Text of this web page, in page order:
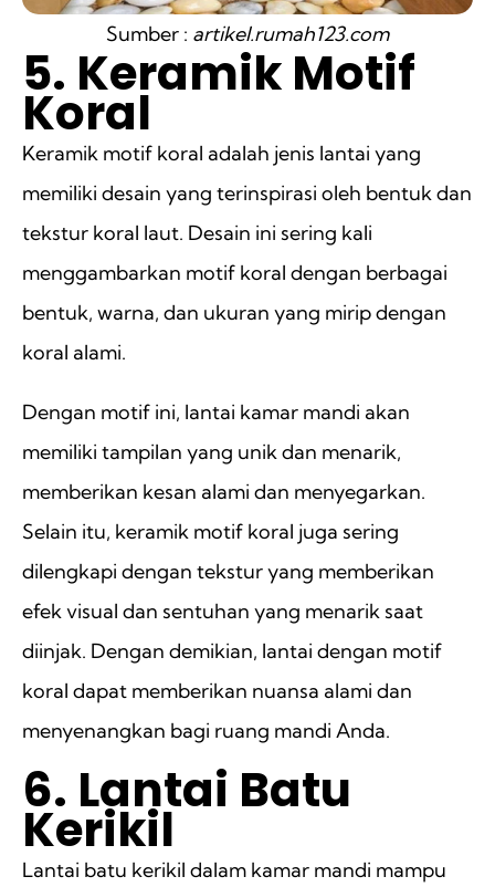
Sumber : artikel.rumah123.com
5. Keramik Motif
Koral
Keramik motif koral adalah jenis lantai yang
memiliki desain yang terinspirasi oleh bentuk dan
tekstur koral laut. Desain ini sering kali
menggambarkan motif koral dengan berbagai
bentuk, warna, dan ukuran yang mirip dengan
koral alami.
Dengan motif ini, lantai kamar mandi akan
memiliki tampilan yang unik dan menarik,
memberikan kesan alami dan menyegarkan.
Selain itu, keramik motif koral juga sering
dilengkapi dengan tekstur yang memberikan
efek visual dan sentuhan yang menarik saat
diinjak. Dengan demikian, lantai dengan motif
koral dapat memberikan nuansa alami dan
menyenangkan bagi ruang mandi Anda.
6. Lantai Batu
Kerikil
Lantai batu kerikil dalam kamar mandi mampu